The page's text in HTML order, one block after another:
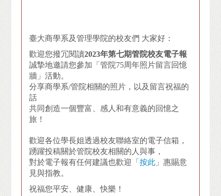
臺大商學系及管理學院的校友們 大家好：
歡迎您撥冗閱讀2023年第七期管院校友電子報
誠摯地邀請您參加「管院75周年照片留言回憶
牆」活動。
分享商學系/管院相關的照片，以及留言祝福的
話
共同創造一個豐富、感人和有意義的回憶之
旅！
歡迎各位學長姐透過校友聯絡室的電子信箱，
踴躍投稿關於管院校友相關的人與事，
對於電子報有任何建議也歡迎「按此 」惠賜意
見與指教。
祝福您平安、健康、快樂！